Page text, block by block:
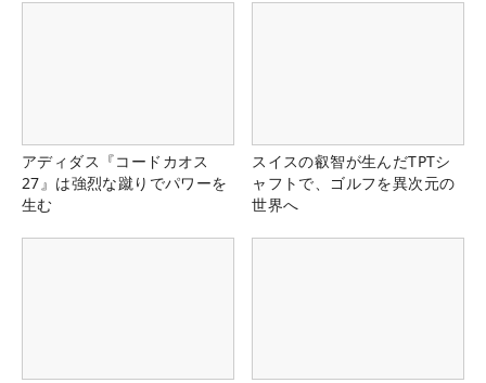
アディダス『コードカオス
27』は強烈な蹴りでパワーを
生む
スイスの叡智が生んだTPTシ
ャフトで、ゴルフを異次元の
世界へ